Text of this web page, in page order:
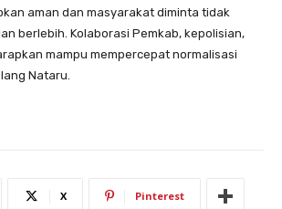
aman dan masyarakat diminta tidak
berlebih. Kolaborasi Pemkab, kepolisian,
mampu mempercepat normalisasi
Nataru.
X Pinterest